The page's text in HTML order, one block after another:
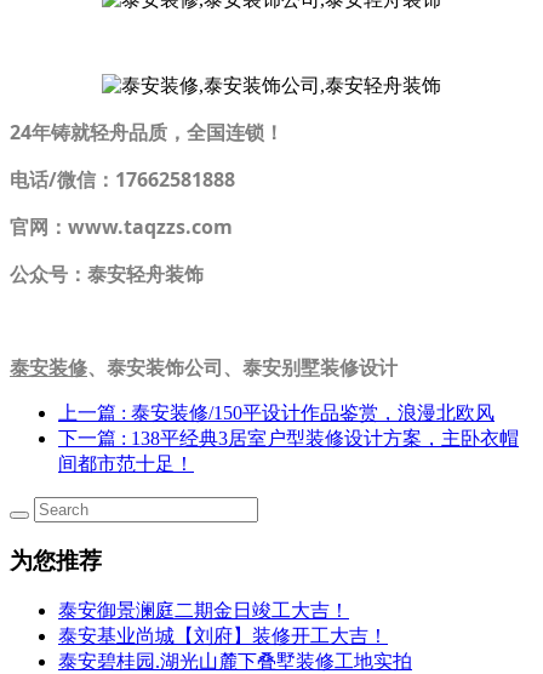
24年铸就轻舟品质，全国连锁！
电话/微信：17662581888
官网：www.taqzzs.com
公众号：泰安轻舟装饰
泰安装修、泰安装饰公司、泰安别墅装修设计
上一篇 : 泰安装修/150平设计作品鉴赏，浪漫北欧风
下一篇 : 138平经典3居室户型装修设计方案，主卧衣帽
间都市范十足！
为您推荐
泰安御景澜庭二期金日竣工大吉！
泰安基业尚城【刘府】装修开工大吉！
泰安碧桂园.湖光山麓下叠墅装修工地实拍